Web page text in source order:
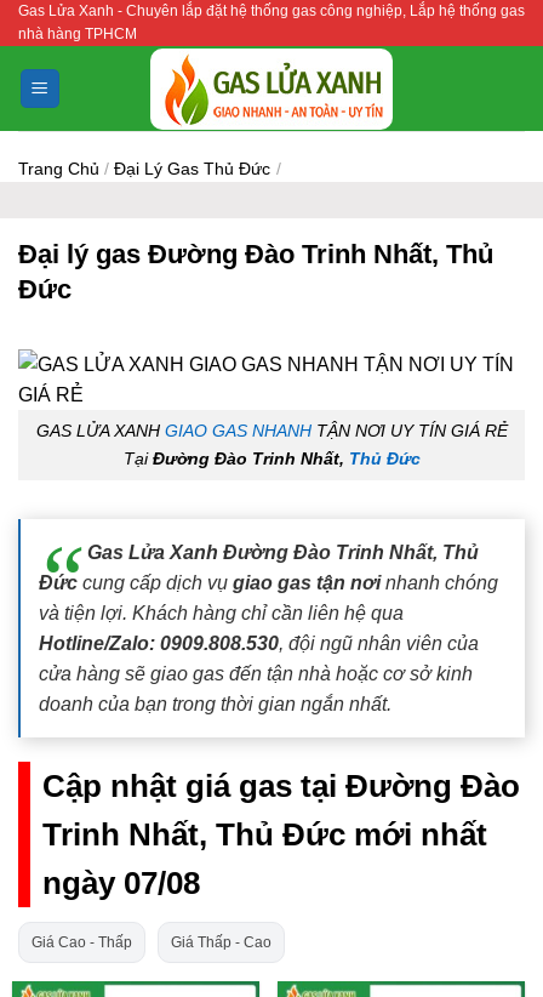
Bỏ
qua
nội
dung
Gas Lửa Xanh - Chuyên lắp đặt hệ thống gas công nghiệp, Lắp hệ thống gas
nhà hàng TPHCM
Trang Chủ / Đại Lý Gas Thủ Đức /
Đại lý gas Đường Đào Trinh Nhất, Thủ
Đức
GAS LỬA XANH GIAO GAS NHANHTẬN NƠI UY TÍN GIÁ RẺ
TạiĐường Đào Trinh Nhất, Thủ Đức
Gas Lửa Xanh Đường Đào Trinh Nhất, Thủ
Đức cung cấp dịch vụ giao gas tận nơinhanh chóng
và tiện lợi. Khách hàng chỉ cần liên hệ qua
Hotline/Zalo: 0909.808.530, đội ngũ nhân viên của
cửa hàng sẽ giao gas đến tận nhà hoặc cơ sở kinh
doanh của bạn trong thời gian ngắn nhất.
Cập nhật giá gas tại Đường Đào
Trinh Nhất, Thủ Đức mới nhất
ngày 07/08
Giá Cao - Thấp Giá Thấp - Cao